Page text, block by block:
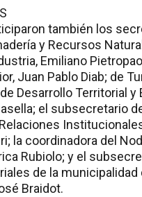
también los
y Recursos
Emiliano
Juan Pablo Diab; de
Desarrollo Territorial y
el subsecretario
la coordinadora del
Rubiolo; y el
de la municipalidad
Braidot.